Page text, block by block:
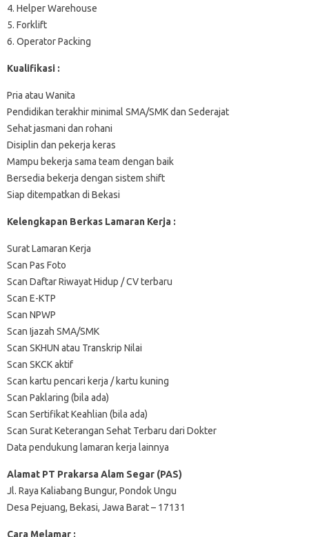
4. Helper Warehouse
5. Forklift
6. Operator Packing
Kualifikasi :
Pria atau Wanita
Pendidikan terakhir minimal SMA/SMK dan Sederajat
Sehat jasmani dan rohani
Disiplin dan pekerja keras
Mampu bekerja sama team dengan baik
Bersedia bekerja dengan sistem shift
Siap ditempatkan di Bekasi
Kelengkapan Berkas Lamaran Kerja :
Surat Lamaran Kerja
Scan Pas Foto
Scan Daftar Riwayat Hidup / CV terbaru
Scan E-KTP
Scan NPWP
Scan Ijazah SMA/SMK
Scan SKHUN atau Transkrip Nilai
Scan SKCK aktif
Scan kartu pencari kerja / kartu kuning
Scan Paklaring (bila ada)
Scan Sertifikat Keahlian (bila ada)
Scan Surat Keterangan Sehat Terbaru dari Dokter
Data pendukung lamaran kerja lainnya
Alamat PT Prakarsa Alam Segar (PAS)
Jl. Raya Kaliabang Bungur, Pondok Ungu
Desa Pejuang, Bekasi, Jawa Barat – 17131
Cara Melamar :